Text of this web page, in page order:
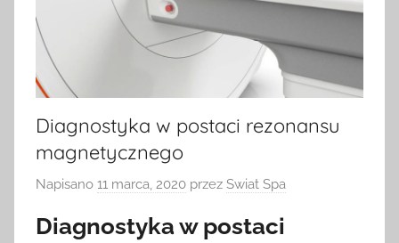
Diagnostyka w postaci rezonansu
magnetycznego
Napisano 11 marca, 2020 przez Swiat Spa
Diagnostyka w postaci